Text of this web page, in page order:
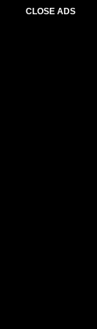
CLOSE ADS